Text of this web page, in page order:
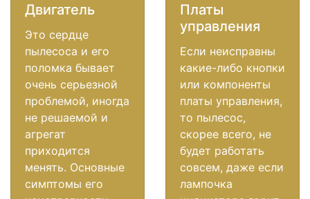
Двигатель
Это сердце
пылесоса и его
поломка бывает
очень серьезной
проблемой, иногда
не решаемой и
агрегат
приходится
менять. Основные
симптомы его
Платы
управления
Если неисправны
какие-либо кнопки
или компоненты
платы управления,
то пылесос,
скорее всего, не
будет работать
совсем, даже если
лампочка